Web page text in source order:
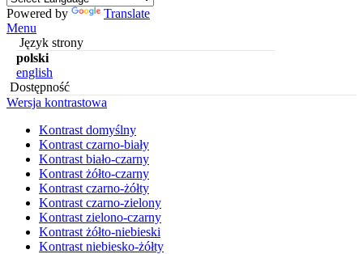
Powered by
Translate
Menu
Język strony
polski
english
Dostępność
Wersja kontrastowa
Kontrast domyślny
Kontrast czarno-biały
Kontrast biało-czarny
Kontrast żółto-czarny
Kontrast czarno-żółty
Kontrast czarno-zielony
Kontrast zielono-czarny
Kontrast żółto-niebieski
Kontrast niebiesko-żółty